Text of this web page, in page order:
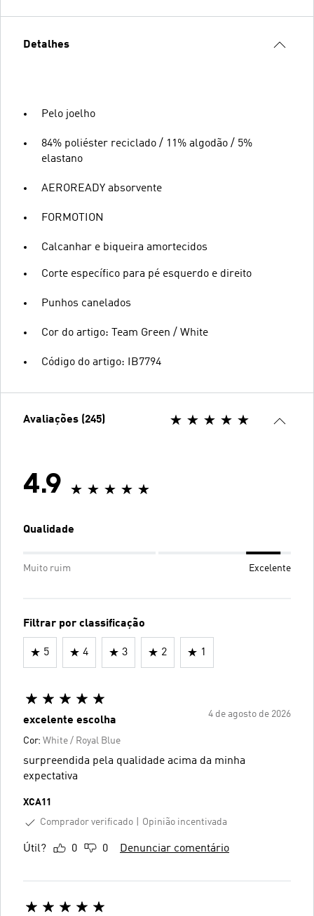
Detalhes
Pelo joelho
84% poliéster reciclado / 11% algodão / 5%
elastano
AEROREADY absorvente
FORMOTION
Calcanhar e biqueira amortecidos
Corte específico para pé esquerdo e direito
Punhos canelados
Cor do artigo: Team Green / White
Código do artigo: IB7794
Avaliações (245)
4.9
Qualidade
Muito ruim Excelente
Filtrar por classificação
5 4 3 2 1
4 de agosto de 2026
excelente escolha
Cor: White / Royal Blue
surpreendida pela qualidade acima da minha
expectativa
XCA11
Comprador verificado
Opinião incentivada
Útil? 0 0 Denunciar comentário